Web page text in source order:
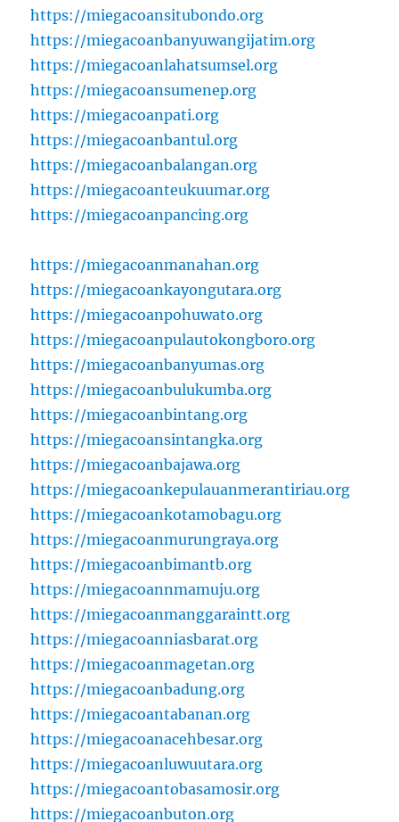
https://miegacoansitubondo.org
https://miegacoanbanyuwangijatim.org
https://miegacoanlahatsumsel.org
https://miegacoansumenep.org
https://miegacoanpati.org
https://miegacoanbantul.org
https://miegacoanbalangan.org
https://miegacoanteukuumar.org
https://miegacoanpancing.org
https://miegacoanmanahan.org
https://miegacoankayongutara.org
https://miegacoanpohuwato.org
https://miegacoanpulautokongboro.org
https://miegacoanbanyumas.org
https://miegacoanbulukumba.org
https://miegacoanbintang.org
https://miegacoansintangka.org
https://miegacoanbajawa.org
https://miegacoankepulauanmerantiriau.org
https://miegacoankotamobagu.org
https://miegacoanmurungraya.org
https://miegacoanbimantb.org
https://miegacoannmamuju.org
https://miegacoanmanggaraintt.org
https://miegacoanniasbarat.org
https://miegacoanmagetan.org
https://miegacoanbadung.org
https://miegacoantabanan.org
https://miegacoanacehbesar.org
https://miegacoanluwuutara.org
https://miegacoantobasamosir.org
https://miegacoanbuton.org